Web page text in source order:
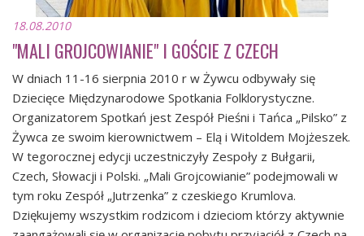
18.08.2010
"MALI GROJCOWIANIE" I GOŚCIE Z CZECH
W dniach 11-16 sierpnia 2010 r w Żywcu odbywały się
Dziecięce Międzynarodowe Spotkania Folklorystyczne.
Organizatorem Spotkań jest Zespół Pieśni i Tańca „Pilsko” z
Żywca ze swoim kierownictwem – Elą i Witoldem Mojżeszek.
W tegorocznej edycji uczestniczyły Zespoły z Bułgarii,
Czech, Słowacji i Polski. „Mali Grojcowianie” podejmowali w
tym roku Zespół „Jutrzenka” z czeskiego Krumlova.
Dziękujemy wszystkim rodzicom i dzieciom którzy aktywnie